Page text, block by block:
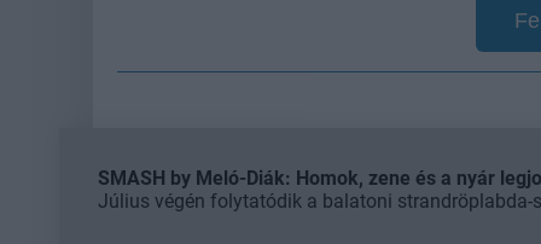
SMASH by Meló-Diák: Homok, zene és a nyár
Július végén folytatódik a balatoni strandröplabda-